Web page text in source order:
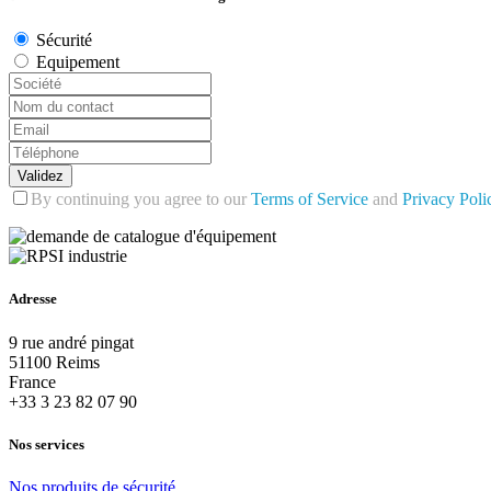
Sécurité
Equipement
Validez
By continuing you agree to our Terms of Service and Privacy
Adresse
9 rue andré pingat
51100 Reims
France
+33 3 23 82 07 90
Nos services
Nos produits de sécurité